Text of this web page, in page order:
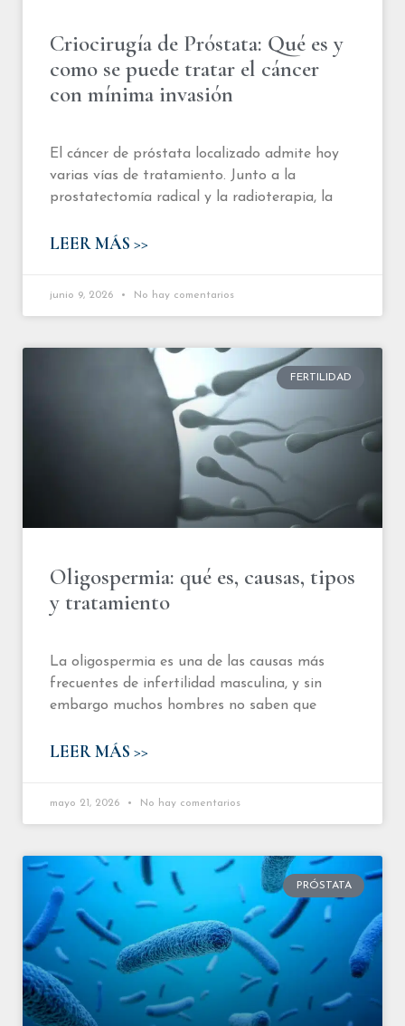
Criocirugía de Próstata: Qué es y
como se puede tratar el cáncer
con mínima invasión
El cáncer de próstata localizado admite hoy
varias vías de tratamiento. Junto a la
prostatectomía radical y la radioterapia, la
LEER MÁS >>
junio 9, 2026 No hay comentarios
FERTILIDAD
Oligospermia: qué es, causas, tipos
y tratamiento
La oligospermia es una de las causas más
frecuentes de infertilidad masculina, y sin
embargo muchos hombres no saben que
LEER MÁS >>
mayo 21, 2026 No hay comentarios
PRÓSTATA